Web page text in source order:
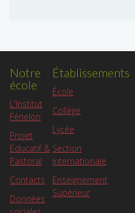
Notre
école
L'Institut
Fénelon
Projet
Educatif &
Pastoral
Contacts
Données
Établissements
École
Collège
Lycée
Section
Internationale
Enseignement
Supérieur